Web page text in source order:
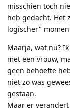
misschien toch
heb gedacht. Het
logischer"
Maarja, wat nu?
met een vrouw,
geen behoefte
niet zo was
gestaan.
Maar er